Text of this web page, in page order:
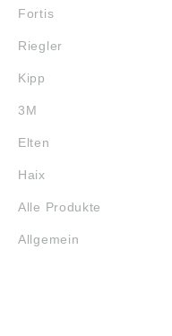
Fortis
Riegler
Kipp
3M
Elten
Haix
Alle Produkte
Allgemein